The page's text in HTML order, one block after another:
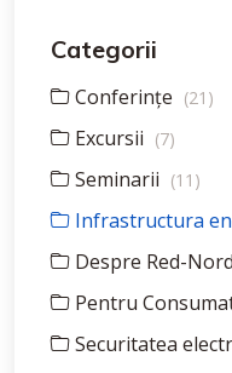
Categorii
Conferințe (21)
Excursii (7)
Seminarii (11)
Infrastructura
Despre Red-Nord
Pentru
Securitatea